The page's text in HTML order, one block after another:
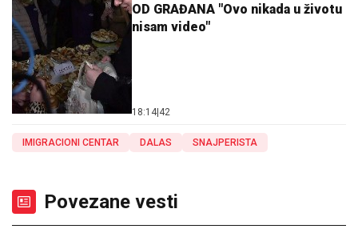
OD GRAĐANA "Ovo nikada u životu
nisam video"
18:14 42
IMIGRACIONI CENTAR DALAS SNAJPERISTA
Povezane vesti